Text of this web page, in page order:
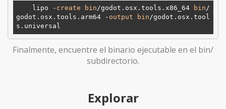
    lipo -
create bin/godot.osx.tools.x86_64 bin/
godot.osx.tools.arm64 - output bin/godot.osx.tool
Finalmente, encuentre el binario ejecutable en el bin/
subdirectorio.
Explorar